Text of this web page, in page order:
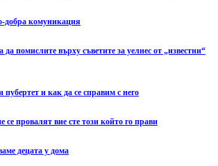
добра комуникация
помислите върху съветите за уелнес от „известни“
пубертет и как да се справим с него
се провалят вие сте този който го прави
децата у дома